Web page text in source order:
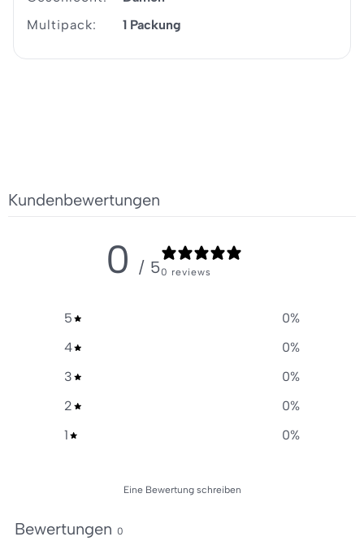
Multipack:
1 Packung
Kundenbewertungen
0 / 50 reviews
5 0%
4
0%
3
0%
2
0%
1
0%
Eine Bewertung schreiben
Bewertungen 0